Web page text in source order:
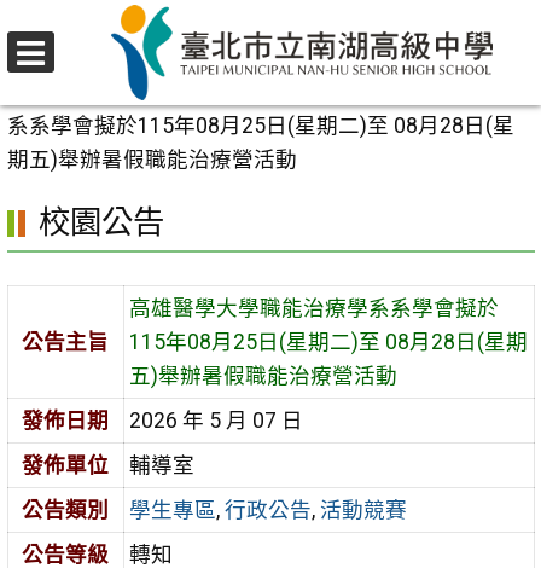
至
要
內
校園公告
系系學會擬於115年08月25日(星期二)至 08月28日(星
期五)舉辦暑假職能治療營活動
校園公告
公告主旨
高雄醫學大學職能治療學系系學會擬於
115年08月25日(星期二)至 08月28日(星期
五)舉辦暑假職能治療營活動
發佈日期
2026 年 5 月 07 日
發佈單位
輔導室
公告類別
學生專區, 行政公告, 活動競賽
公告等級
轉知
選
單